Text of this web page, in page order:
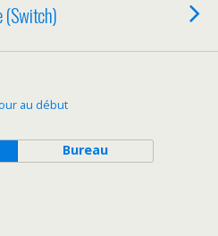
(Switch)
au début
Bureau